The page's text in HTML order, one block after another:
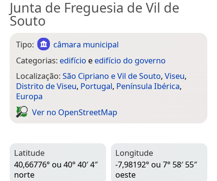
Junta de Freguesia de Vil de
Souto
Tipo:
câmara municipal
Categorias: edifício e edifício do governo
Localização:São Cipriano e Vil de Souto, Viseu,
Distrito de Viseu, Portugal, Península Ibérica,
Europa
Ver no Open­Street­Map
Latitude
40,66776° ou 40° 40′ 4″
norte
Longitude
-7,98192° ou 7° 58′ 55″
oeste